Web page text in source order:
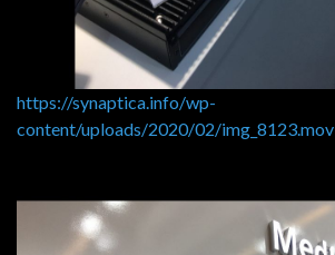
https://synaptica.info/wp-
content/uploads/2020/02/img_8123.mov